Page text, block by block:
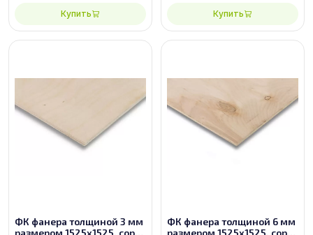
Купить Купить
ФК фанера толщиной 3 мм
размером 1525х1525, сорт
ФК фанера толщиной 6 мм
размером 1525х1525, сорт